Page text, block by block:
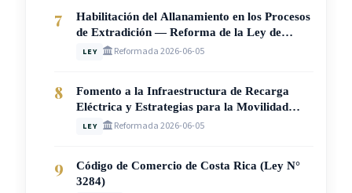
7
Habilitación del Allanamiento en los Procesos
de Extradición — Reforma de la Ley de
Extradición N° 4795 (Ley N° 10936)
LEY Reformada 2026-06-05
8
Fomento a la Infraestructura de Recarga
Eléctrica y Estrategias para la Movilidad
Sostenible en Costa Rica (Ley N° 10937)
LEY Reformada 2026-06-05
9
Código de Comercio de Costa Rica (Ley N°
3284)